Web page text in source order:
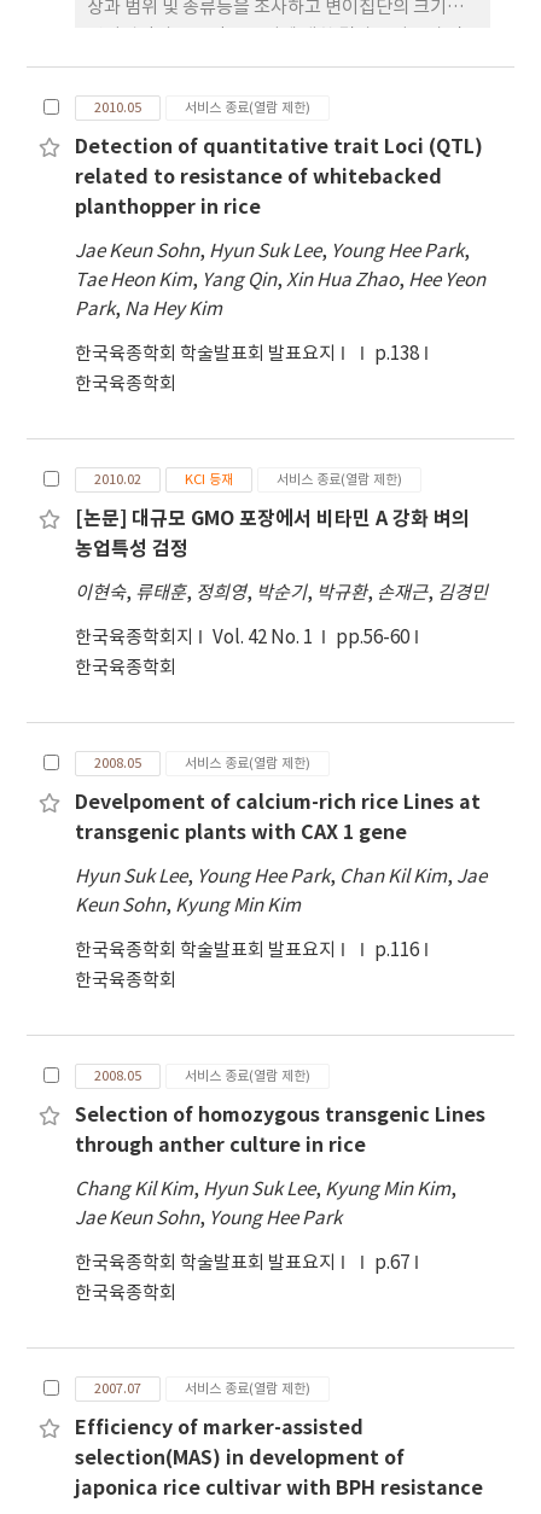
상과 범위 및 종류등을 조사하고 변이집단의 크기와
다. ‘일품’ 완숙현미 유래 캘러스로 부터 424개체
의 식물체를 재분화하고 297개체로부터 종자를 채종
하여 계통 재배하면서 간장, 출수기 등 주요 농업형질
과 형태적 변이를 조사하였다. 주요 농업형질과 형태
적 특성이 모품종과 다른 변이체는 전체의 21.5%인
64계
2010.05 서비스 종료(열람 제한)
Detection of quantitative trait Loci (QTL)
related to resistance of whitebacked
planthopper in rice
Jae Keun Sohn, Hyun Suk Lee, Young Hee Park,
Tae Heon Kim, Yang Qin,Xin Hua Zhao, Hee Yeon
Park, Na Hey Kim
한국육종학회 학술발표회 발표요지
p.138
한국육종학회
2010.02 KCI 등재 서비스 종료(열람 제한)
[논문] 대규모 GMO 포장에서 비타민 A 강화 벼의
농업특성 검정
이현숙, 류태훈, 정희영, 박순기, 박규환, 손재근, 김경민
한국육종학회지 Vol. 42 No. 1
pp.56-60
한국육종학회
2008.05 서비스 종료(열람 제한)
Develpoment of calcium-rich rice Lines at
transgenic plants with CAX 1 gene
Hyun Suk Lee, Young Hee Park, Chan Kil Kim, Jae
Keun Sohn, Kyung Min Kim
한국육종학회 학술발표회 발표요지
p.116
한국육종학회
2008.05 서비스 종료(열람 제한)
Selection of homozygous transgenic Lines
through anther culture in rice
Chang Kil Kim, Hyun Suk Lee, Kyung Min Kim,
Jae Keun Sohn, Young Hee Park
한국육종학회 학술발표회 발표요지
p.67
한국육종학회
2007.07 서비스 종료(열람 제한)
Efficiency of marker-assisted
selection(MAS) in development of
japonica rice cultivar with BPH resistance